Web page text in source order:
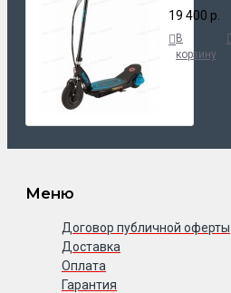
19 400 р.
В
корзину
Меню
Договор публичной оферты
Доставка
Оплата
Гарантия